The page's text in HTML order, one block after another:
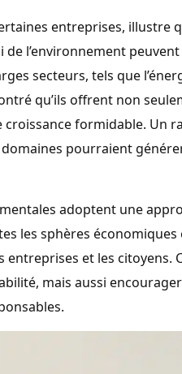
entreprises, illustre
l’environnement
secteurs, tels que
qu’ils offrent non
croissance formidable. Un
pourraient
adoptent une
les sphères économiques
et les citoyens.
mais aussi